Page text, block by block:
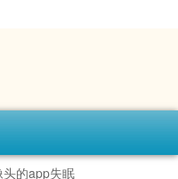
的app失眠